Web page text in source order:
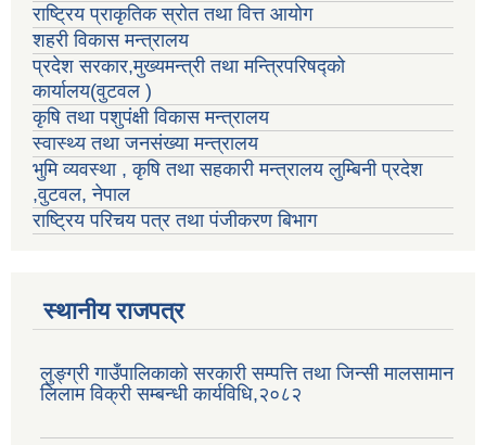
राष्ट्रिय प्राकृतिक स्रोत तथा वित्त आयोग
शहरी विकास मन्त्रालय
प्रदेश सरकार,मुख्यमन्त्री तथा मन्त्रिपरिषद्को
कार्यालय(वुटवल )
कृषि तथा पशुपंक्षी विकास मन्त्रालय
स्वास्थ्य तथा जनसंख्या मन्त्रालय
भुमि व्यवस्था , कृषि तथा सहकारी मन्त्रालय लुम्बिनी प्रदेश
,वुटवल, नेपाल
राष्ट्रिय परिचय पत्र तथा पंजीकरण बिभाग
स्थानीय राजपत्र
लुङ्ग्री गाउँपालिकाको सरकारी सम्पत्ति तथा जिन्सी मालसामान
लिलाम विक्री सम्बन्धी कार्यविधि,२०८२